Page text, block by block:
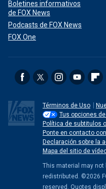
Boletines informativos
de FOX News
Podcasts de FOX News
FOX One
Términos de Uso
Tus opciones
Política de subtitulos
Ponte en contacto
Declaración sobre la
Mapa del sitio de
This material may not
redistributed. ©2026
reserved. Quotes